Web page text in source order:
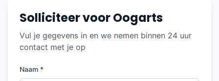
Solliciteer voor Oogarts
Vul je gegevens in en we nemen binnen 24 uur
contact met je op
Naam *